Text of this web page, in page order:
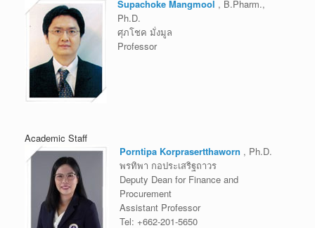
Supachoke Mangmool , B.Pharm.,
Ph.D.
ศุภโชค มั่งมูล
Professor
Academic Staff
Porntipa Korprasertthaworn , Ph.D.
พรทิพา กอประเสริฐถาวร
Deputy Dean for Finance and
Procurement
Assistant Professor
Tel: +662-201-5650